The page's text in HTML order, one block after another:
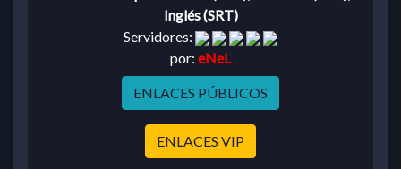
Inglés (SRT)
Servidores:
por: eNeL
ENLACES PÚBLICOS
ENLACES VIP